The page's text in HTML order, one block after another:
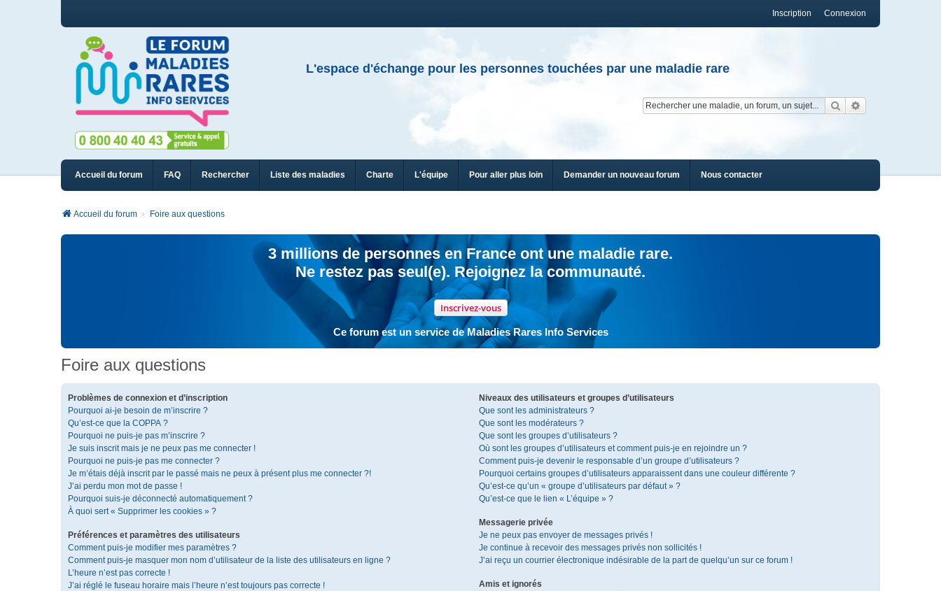
Connexion
Inscription
L'espace d'échange pour les personnes touchées par une maladie rare
Rechercher
Accueil du forum FAQ Rechercher Liste des maladies Charte L'équipe Pour aller plus loin Demander un nouveau forum Nous contacter
Accueil du forum Foire aux questions
3 millions de personnes en France ont une maladie rare.
Ne restez pas seul(e). Rejoignez la communauté.
Inscrivez-vous
Ce forum est un service de Maladies Rares Info Services
Foire aux questions
Problèmes de connexion et d’inscription
Pourquoi ai-je besoin de m’inscrire ?
Qu’est-ce que la COPPA ?
Pourquoi ne puis-je pas m’inscrire ?
Je suis inscrit mais je ne peux pas me connecter !
Pourquoi ne puis-je pas me connecter ?
Je m’étais déjà inscrit par le passé mais ne peux à présent plus me connecter ?!
J’ai perdu mon mot de passe !
Pourquoi suis-je déconnecté automatiquement ?
À quoi sert « Supprimer les cookies » ?
Préférences et paramètres des utilisateurs
Comment puis-je modifier mes paramètres ?
Comment puis-je masquer mon nom d’utilisateur de la liste des utilisateurs en ligne ?
L’heure n’est pas correcte !
J’ai réglé le fuseau horaire mais l’heure n’est toujours pas correcte !
Niveaux des utilisateurs et groupes d’utilisateurs
Que sont les administrateurs ?
Que sont les modérateurs ?
Que sont les groupes d’utilisateurs ?
Où sont les groupes d’utilisateurs et comment puis-je en rejoindre un ?
Comment puis-je devenir le responsable d’un groupe d’utilisateurs ?
Pourquoi certains groupes d’utilisateurs apparaissent dans une couleur différente ?
Qu’est-ce qu’un « groupe d’utilisateurs par défaut » ?
Qu’est-ce que le lien « L’équipe » ?
Messagerie privée
Je ne peux pas envoyer de messages privés !
Je continue à recevoir des messages privés non sollicités !
J’ai reçu un courrier électronique indésirable de la part de quelqu’un sur ce forum !
Amis et ignorés